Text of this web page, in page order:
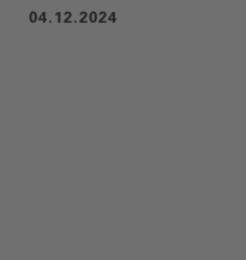
04.12.2024